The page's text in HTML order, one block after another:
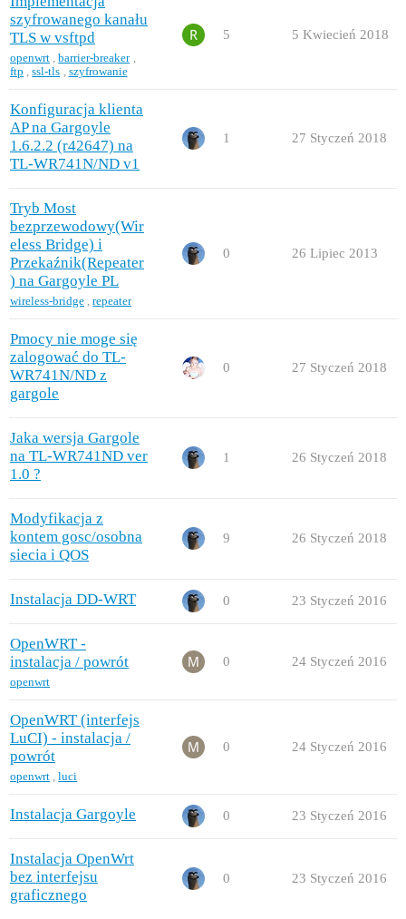
szyfrowanego kanału
TLS w vsftpd
openwrt ,barrier-breaker
ftp
,ssl-tls szyfrowanie
5 5 Kwiecień 2018
Konfiguracja klienta
AP na Gargoyle
1.6.2.2 (r42647) na
TL-WR741N/ND v1
1 27 Styczeń 2018
Tryb Most
bezprzewodowy(Wir
eless Bridge) i
Przekaźnik(Repeater
) na Gargoyle PL
wireless-bridge ,repeater
0 26 Lipiec 2013
Pmocy nie moge się
zalogować do TL-
WR741N/ND z
gargole
0 27 Styczeń 2018
Jaka wersja Gargole
na TL-WR741ND ver
1.0 ?
1 26 Styczeń 2018
Modyfikacja z
kontem gosc/osobna
siecia i QOS
9 26 Styczeń 2018
Instalacja DD-WRT 0 23 Styczeń 2016
OpenWRT -
instalacja / powrót
openwrt
0 24 Styczeń 2016
OpenWRT (interfejs
LuCI) - instalacja /
powrót
openwrt ,luci
0 24 Styczeń 2016
Instalacja Gargoyle 0 23 Styczeń 2016
Instalacja OpenWrt
bez interfejsu
graficznego
0 23 Styczeń 2016